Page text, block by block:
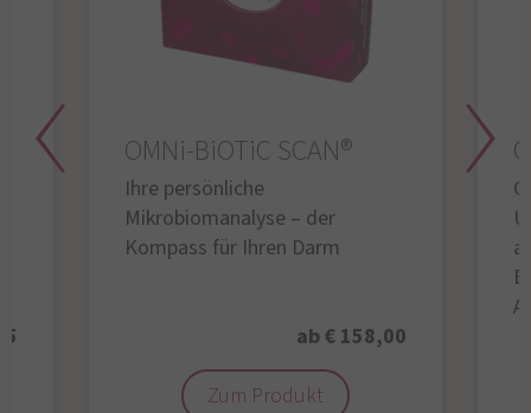
OMNi-BiOTiC SCAN®
Ihre persönliche
Mikrobiomanalyse – der
Kompass für Ihren Darm
ab € 158,00
Zum Produkt